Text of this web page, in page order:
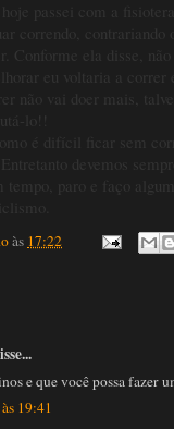
é difícil ficar sem
Entretanto devemos
às 17:22
e que você possa fazer
19:41